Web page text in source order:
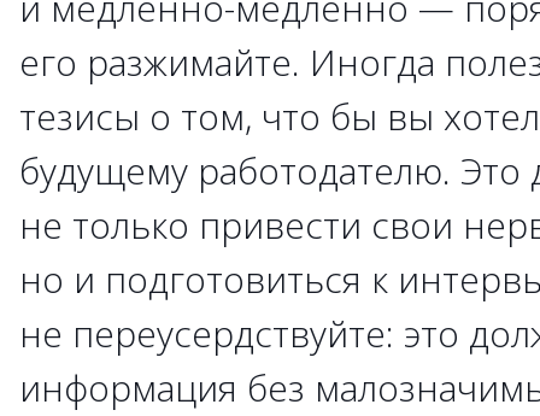
его разжимайте. Иногда
тезисы о том, что бы вы
будущему работодателю. Это
не только привести свои
но и подготовиться к
не переусердствуйте: это
информация без